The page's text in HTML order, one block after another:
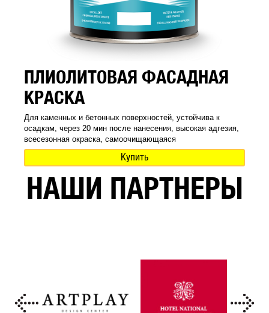
ПЛИОЛИТОВАЯ ФАСАДНАЯ
КРАСКА
Для каменных и бетонных поверхностей, устойчива к
осадкам, через 20 мин после нанесения, высокая адгезия,
всесезонная окраска, самоочищающаяся
Купить
НАШИ ПАРТНЕРЫ